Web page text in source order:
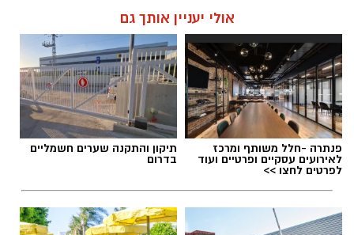
אולי יעניין אותך גם
פנתרה -חלל משותף ומרכז
לאירועים עסקיים ופרטיים ועוד
לפרטים לחצו >>
תיקון והתקנה שערים חשמליים
בדרום